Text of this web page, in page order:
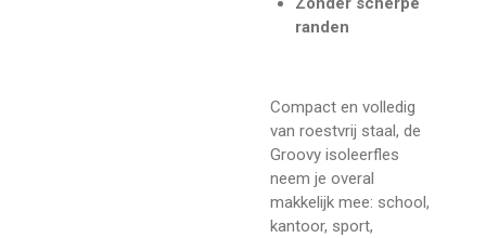
randen
Compact en volledig
van roestvrij staal, de
Groovy isoleerfles
neem je overal
makkelijk mee: school,
kantoor, sport,